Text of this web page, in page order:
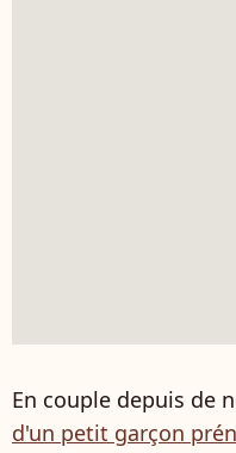
En couple depuis de
d'un petit garçon